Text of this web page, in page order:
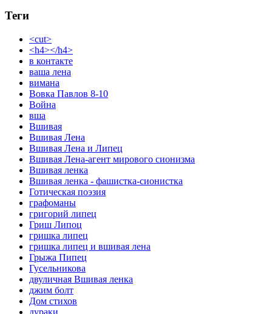
Теги
<cut>
<h4></h4>
в контакте
ваша лена
вимана
Вовка Павлов 8-10
Война
вша
Вшивая
Вшивая Лена
Вшивая Лена и Липец
Вшивая Лена-агент мирового сионизма
Вшивая ленка
Вшивая ленка - фашистка-сионистка
Готическая поэзия
графоманы
григорий липец
Гриш Липоц
гришка липец
гришка липец и вшивая лена
Грыжа Пипец
Гусельникова
двуличная Вшивая ленка
джим болт
Дом стихов
дураки